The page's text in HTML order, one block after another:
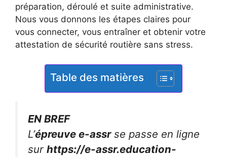
préparation, déroulé et suite administrative.
Nous vous donnons les étapes claires pour
vous connecter, vous entraîner et obtenir votre
attestation de sécurité routière sans stress.
Table des matières
EN BREF
L’épreuve e-assrse passe en ligne
sur https://e-assr.education-